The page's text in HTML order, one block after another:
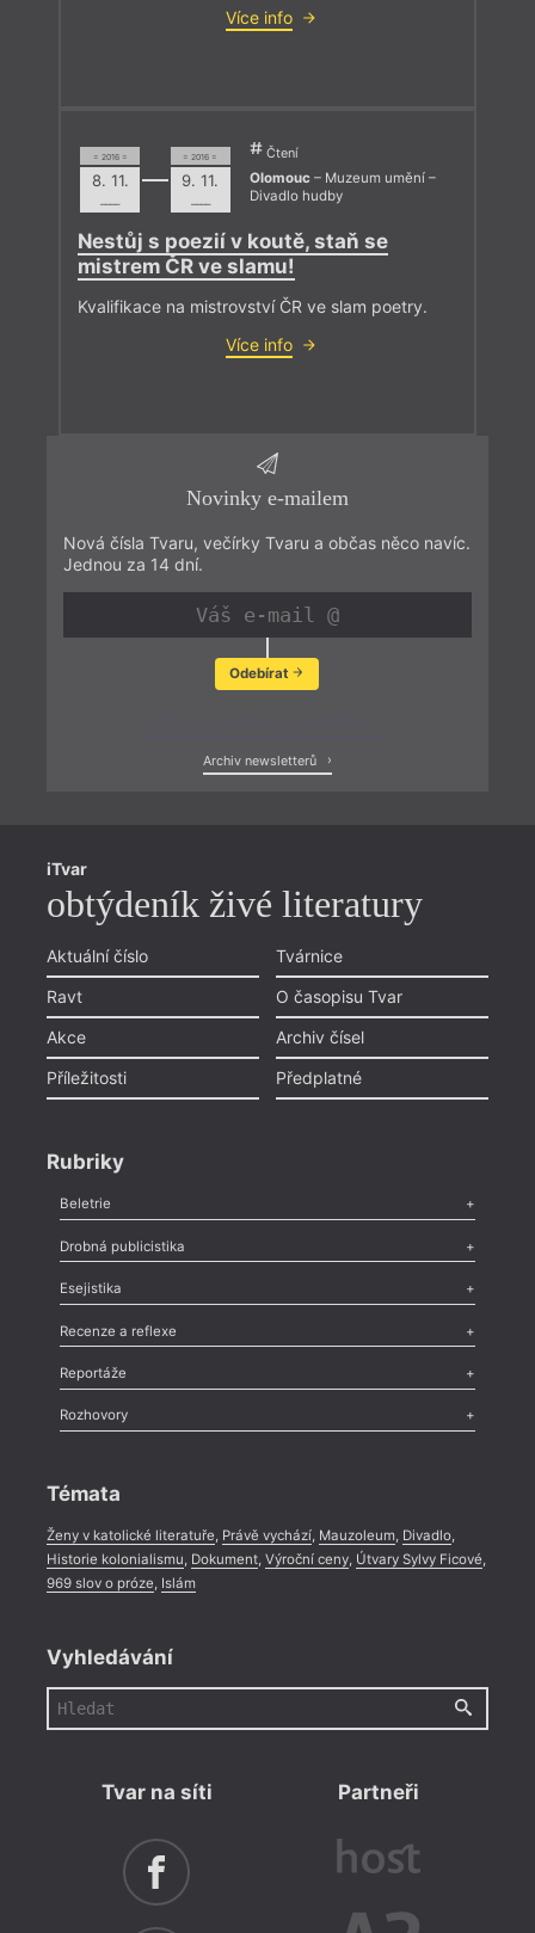
Více info
= 2016 =
8. 11.
––––
= 2016 =
9. 11.
––––
Čtení
Olomouc – Muzeum umění –
Divadlo hudby
Nestůj s poezií v koutě, staň se
mistrem ČR ve slamu!
Kvalifikace na mistrovství ČR ve slam poetry.
Více info
Novinky e-mailem
Nová čísla Tvaru, večírky Tvaru a občas něco navíc.
Jednou za 14 dní.
Odebírat
Archiv newsletterů
iTvar
obtýdeník živé literatury
Aktuální číslo
Ravt
Akce
Příležitosti
Tvárnice
O časopisu Tvar
Archiv čísel
Předplatné
Rubriky
Beletrie
Poezie,Próza,Dokumenty
Drobná publicistika
Odlesk
Nekrolog,Glosa,Sloupek,Pozvánka,Literární soutěž,
Esejistika
Esej , Pádlo,Úvaha
Recenze a reflexe
Recenze
Méně slov o próze,Celá rubrika
Reportáže
Literární zítřky
Celá rubrika
Rozhovory
Témata
Ženy v katolické literatuře, Právě vychází, Mauzoleum, Divadlo,
Historie kolonialismu, Dokument, Výroční ceny, Útvary Sylvy Ficové,
969 slov o próze, Islám
Vyhledávání
Tvar na síti Partneři